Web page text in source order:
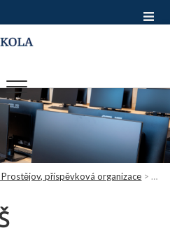
příspěvková organizace >